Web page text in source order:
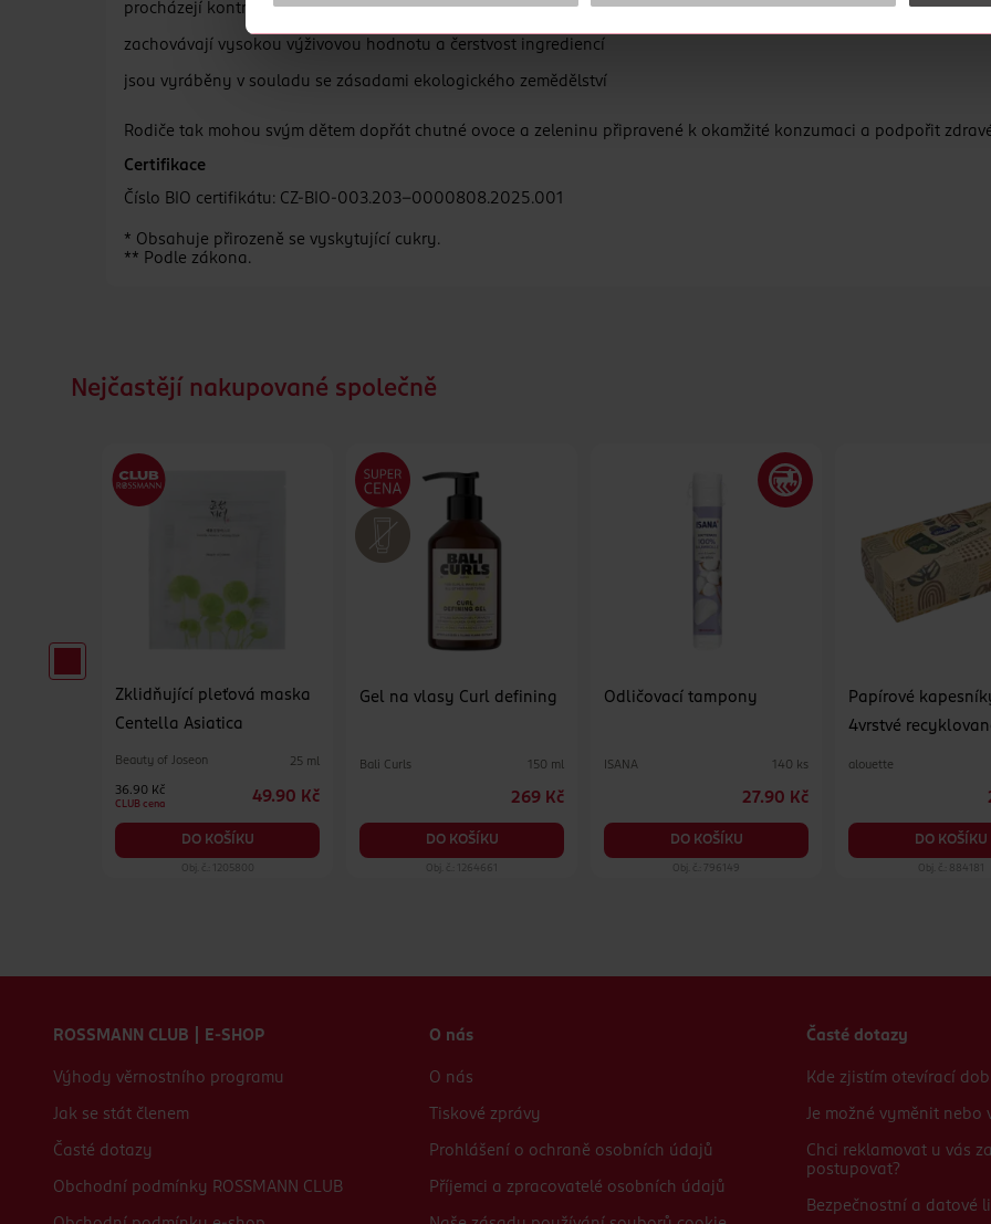
Děkujeme za pochopení. >více o cookies<
procházejí kontrolovaným procesem od výběru pěstitele až po výrobu
zachovávají vysokou výživovou hodnotu a čerstvost ingrediencí
jsou vyráběny v souladu se zásadami ekologického zemědělství
Rodiče tak mohou svým dětem dopřát chutné ovoce a zeleninu připravené k okamžité konzumaci a podpořit
Certifikace
Číslo BIO certifikátu: CZ-BIO-003.203-0000808.2025.001
* Obsahuje přirozeně se vyskytující cukry.
** Podle zákona.
Nejčastějí nakupované společně
Zklidňující pleťová maska
Centella Asiatica
Beauty of Joseon 25 ml
36.90 Kč
CLUB cena 49.90 Kč
DO KOŠÍKU
Obj. č.: 1205800
Gel na vlasy Curl defining
Bali Curls 150 ml
269 Kč
DO KOŠÍKU
Obj. č.: 1264661
Odličovací tampony
ISANA 140 ks
27.90 Kč
DO KOŠÍKU
Obj. č.: 796149
Papírové
4vrstvé
alouette
DO KOŠÍKU
Obj. č.: 884181
ROSSMANN CLUB | E-SHOP
Výhody věrnostního programu
Jak se stát členem
Časté dotazy
Obchodní podmínky ROSSMANN CLUB
O nás
O nás
Tiskové zprávy
Prohlášení o ochraně osobních údajů
Příjemci a zpracovatelé osobních údajů
Časté dotazy
Kde zjistím otevírací
Je možné vyměnit nebo
Chci reklamovat u vás
postupovat?
Bezpečnostní a datové